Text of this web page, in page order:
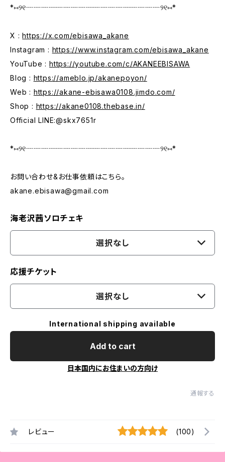
*⑅︎୨୧┈┈┈┈┈┈┈┈┈┈┈┈┈┈┈┈┈┈୨୧⑅︎*
X :https://x.com/ebisawa_akane
Instagram : https://www.instagram.com/ebisawa_akane
YouTube :https://youtube.com/c/AKANEEBISAWA
Blog : https://ameblo.jp/akanepoyon/
Web : https://akane-ebisawa0108.jimdo.com/
Shop : https://akane0108.thebase.in/
Official LINE:@skx7651r
*⑅︎୨୧┈┈┈┈┈┈┈┈┈┈┈┈┈┈┈┈┈┈୨୧⑅︎*
お問い合わせ&お仕事依頼はこちら。
akane.ebisawa@gmail.com
海老沢茜ソロチェキ
選択なし
応援チケット
選択なし
International shipping available
Add to cart
日本国内にお住まいの方向け
通報する
レビュー (100)